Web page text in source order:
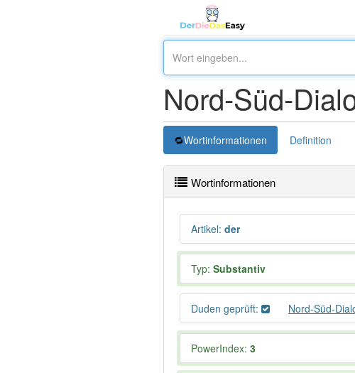
Nord-Süd-
Wortinformationen Definition
Wortinformationen
Artikel: der
Typ: Substantiv
Duden geprüft: Nord-Süd-
PowerIndex: 3